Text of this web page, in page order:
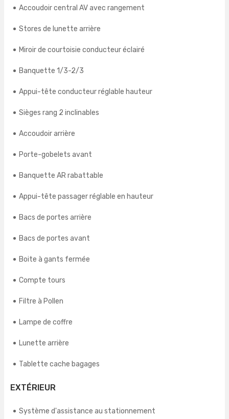
Accoudoir central AV avec rangement
Stores de lunette arrière
Miroir de courtoisie conducteur éclairé
Banquette 1/3-2/3
Appui-tête conducteur réglable hauteur
Sièges rang 2 inclinables
Accoudoir arrière
Porte-gobelets avant
Banquette AR rabattable
Appui-tête passager réglable en hauteur
Bacs de portes arrière
Bacs de portes avant
Boite à gants fermée
Compte tours
Filtre à Pollen
Lampe de coffre
Lunette arrière
Tablette cache bagages
EXTÉRIEUR
Système d'assistance au stationnement